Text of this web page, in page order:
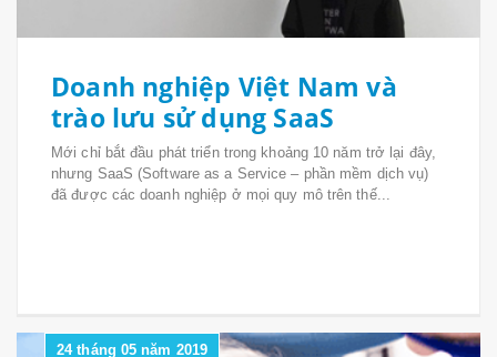
Doanh nghiệp Việt Nam và
trào lưu sử dụng SaaS
Mới chỉ bắt đầu phát triển trong khoảng 10 năm trở lại đây,
nhưng SaaS (Software as a Service – phần mềm dịch vụ)
đã được các doanh nghiệp ở mọi quy mô trên thế...
24 tháng 05 năm 2019